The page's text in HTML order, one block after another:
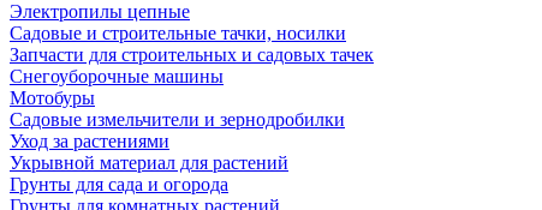
Электропилы цепные
Садовые и строительные тачки, носилки
Запчасти для строительных и садовых тачек
Снегоуборочные машины
Мотобуры
Садовые измельчители и зернодробилки
Уход за растениями
Укрывной материал для растений
Грунты для сада и огорода
Грунты для комнатных растений